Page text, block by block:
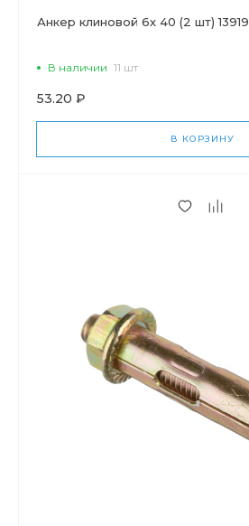
Анкер клиновой 6х 40 (2 шт) 13919
В наличии 11 шт
53.20 ₽
В КОРЗИНУ